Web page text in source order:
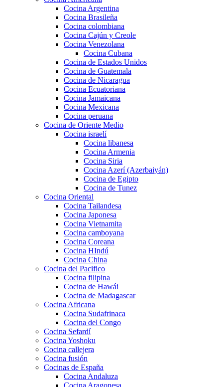
Cocina Argentina
Cocina Brasileña
Cocina colombiana
Cocina Cajún y Creole
Cocina Venezolana
Cocina Cubana
Cocina de Estados Unidos
Cocina de Guatemala
Cocina de Nicaragua
Cocina Ecuatoriana
Cocina Jamaicana
Cocina Mexicana
Cocina peruana
Cocina de Oriente Medio
Cocina israelí
Cocina libanesa
Cocina Armenia
Cocina Siria
Cocina Azerí (Azerbaiyán)
Cocina de Egipto
Cocina de Tunez
Cocina Oriental
Cocina Tailandesa
Cocina Japonesa
Cocina Vietnamita
Cocina camboyana
Cocina Coreana
Cocina HIndú
Cocina China
Cocina del Pacifico
Cocina filipina
Cocina de Hawái
Cocina de Madagascar
Cocina Africana
Cocina Sudafrinaca
Cocina del Congo
Cocina Sefardí
Cocina Yoshoku
Cocina callejera
Cocina fusión
Cocinas de España
Cocina Andaluza
Cocina Aragonesa